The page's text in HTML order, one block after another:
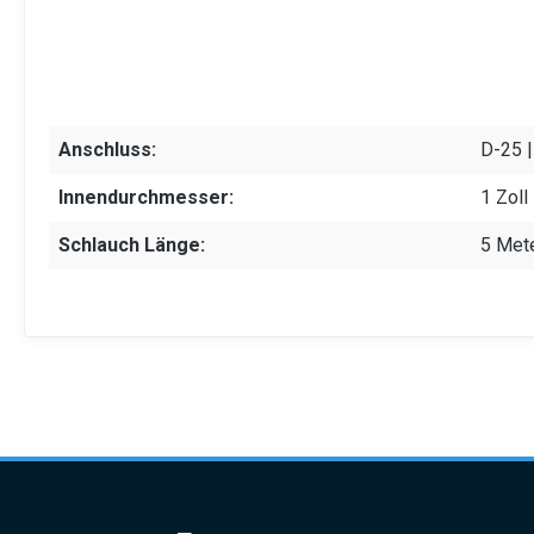
Anschluss: D-25
Innendurchmesser: 1 Zoll
Schlauch Länge: 5